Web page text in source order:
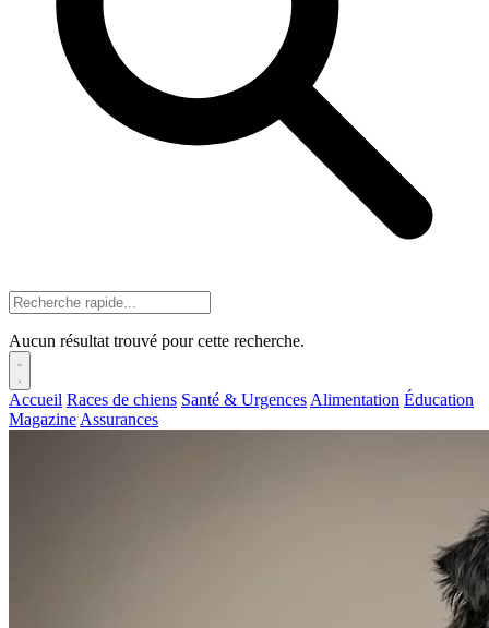
Aucun résultat trouvé pour cette recherche.
Accueil Races de chiens Santé & Urgences Alimentation Éducation
Magazine Assurances